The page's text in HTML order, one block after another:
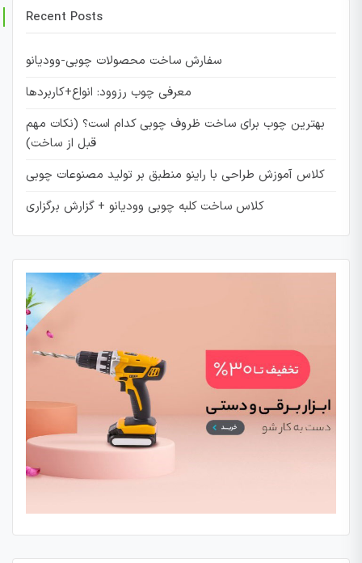
Recent Posts
سفارش ساخت محصولات چوبی-وودیانو
معرفی چوب رزوود: انواع+کاربردها
بهترین چوب برای ساخت ظروف چوبی کدام است؟ (نکات مهم
قبل از ساخت)
کلاس آموزش طراحی با راینو منطبق بر تولید مصنوعات چوبی
کلاس ساخت کلبه چوبی وودیانو + گزارش برگزاری